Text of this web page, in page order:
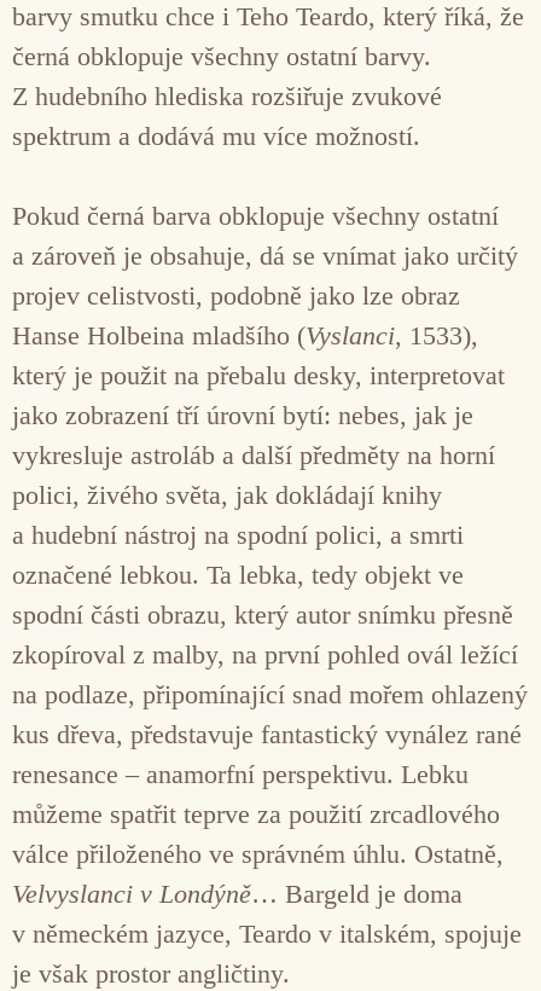
barvy smutku chce i Teho Teardo, který říká, že
černá obklopuje všechny ostatní barvy.
Z hudebního hlediska rozšiřuje zvukové
spektrum a dodává mu více možností.
Pokud černá barva obklopuje všechny ostatní
a zároveň je obsahuje, dá se vnímat jako určitý
projev celistvosti, podobně jako lze obraz
Hanse Holbeina mladšího (Vyslanci, 1533),
který je použit na přebalu desky, interpretovat
jako zobrazení tří úrovní bytí: nebes, jak je
vykresluje astroláb a další předměty na horní
polici, živého světa, jak dokládají knihy
a hudební nástroj na spodní polici, a smrti
označené lebkou. Ta lebka, tedy objekt ve
spodní části obrazu, který autor snímku přesně
zkopíroval z malby, na první pohled ovál ležící
na podlaze, připomínající snad mořem ohlazený
kus dřeva, představuje fantastický vynález rané
renesance – anamorfní perspektivu. Lebku
můžeme spatřit teprve za použití zrcadlového
válce přiloženého ve správném úhlu. Ostatně,
Velvyslanci v Londýně… Bargeld je doma
v německém jazyce, Teardo v italském, spojuje
je však prostor angličtiny.